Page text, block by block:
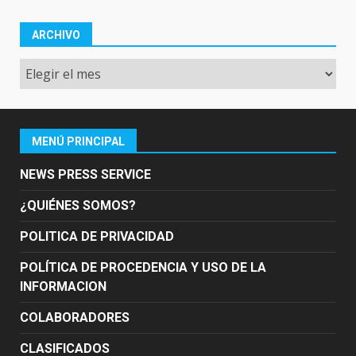
ARCHIVO
Archivo
MENÚ PRINCIPAL
NEWS PRESS SERVICE
¿QUIÉNES SOMOS?
POLITICA DE PRIVACIDAD
POLÍTICA DE PROCEDENCIA Y USO DE LA
INFORMACION
COLABORADORES
CLASIFICADOS